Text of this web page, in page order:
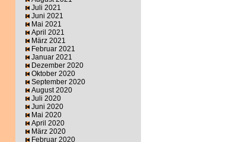
Juli 2021
Juni 2021
Mai 2021
April 2021
März 2021
Februar 2021
Januar 2021
Dezember 2020
Oktober 2020
September 2020
August 2020
Juli 2020
Juni 2020
Mai 2020
April 2020
März 2020
Februar 2020